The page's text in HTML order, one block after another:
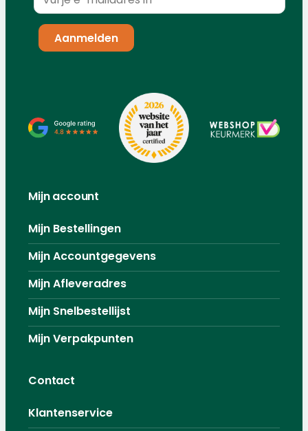
Mijn account
Mijn Bestellingen
Mijn Accountgegevens
Mijn Afleveradres
Mijn Snelbestellijst
Mijn Verpakpunten
Contact
Klantenservice